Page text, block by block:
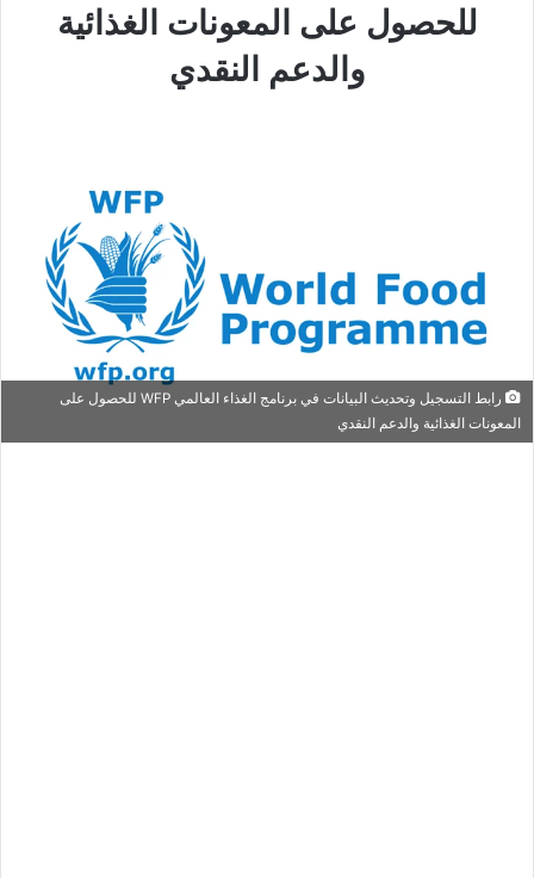
للحصول على المعونات الغذائية
والدعم النقدي
رابط التسجيل وتحديث البيانات في برنامج الغذاء العالمي WFP للحصول على
المعونات الغذائية والدعم النقدي